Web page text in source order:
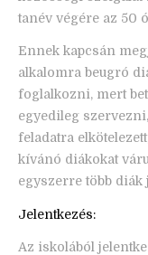
tanév végére az 50
Ennek kapcsán
alkalomra beugró
foglalkozni, mert
egyedileg
feladatra
kívánó diákokat
egyszerre több diák
Jelentkezés:
Az iskolából